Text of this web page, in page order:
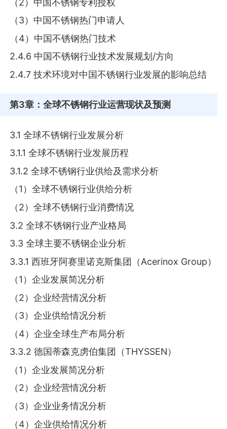
（2）中国不锈钢专利授权
（3）中国不锈钢热门申请人
（4）中国不锈钢热门技术
2.4.6 中国不锈钢行业技术发展规划/方向
2.4.7 技术环境对中国不锈钢行业发展的影响总结
第3章 ：全球不锈钢行业运营现状及预测
3.1 全球不锈钢行业发展分析
3.1.1 全球不锈钢行业发展历程
3.1.2 全球不锈钢行业供给及需求分析
（1）全球不锈钢行业供给分析
（2）全球不锈钢行业消费情况
3.2 全球不锈钢行业产业格局
3.3 全球主要不锈钢企业分析
3.3.1 西班牙阿赛里诺克斯集团（Acerinox Group）
（1）企业发展简况分析
（2）企业经营情况分析
（3）企业供给情况分析
（4）企业全球生产布局分析
3.3.2 德国蒂森克虏伯集团（THYSSEN）
（1）企业发展简况分析
（2）企业经营情况分析
（3）企业业务情况分析
（4）企业供给情况分析